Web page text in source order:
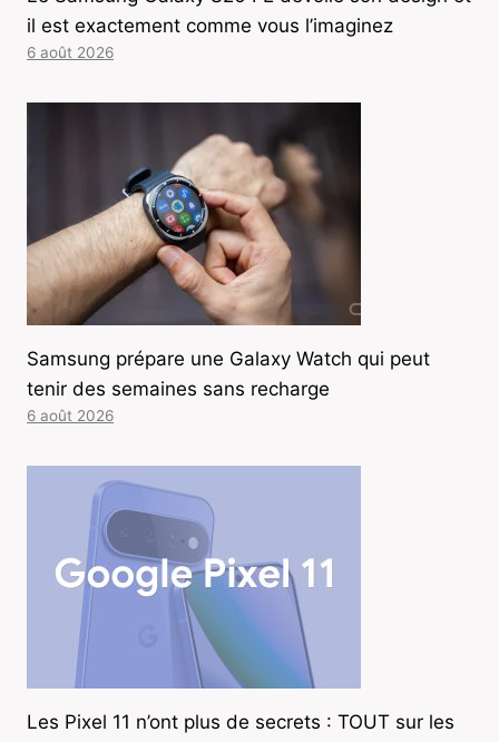
il est exactement comme vous l’imaginez
6 août 2026
Samsung prépare une Galaxy Watch qui peut
tenir des semaines sans recharge
6 août 2026
Les Pixel 11 n’ont plus de secrets : TOUT sur les